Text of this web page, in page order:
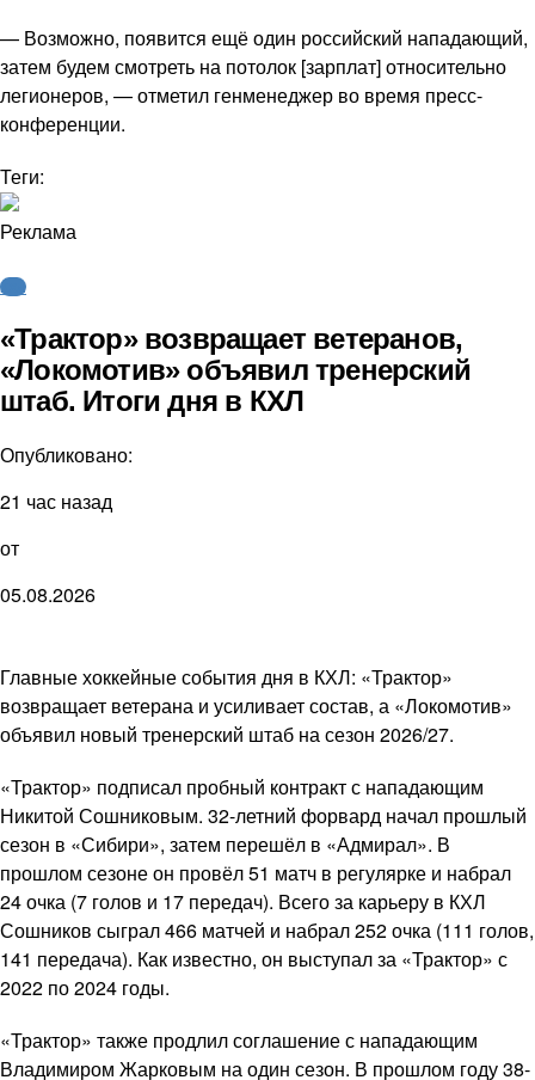
— Возможно, появится ещё один российский нападающий,
затем будем смотреть на потолок [зарплат] относительно
легионеров, — отметил генменеджер во время пресс-
конференции.
Теги:
Реклама
КХЛ
«Трактор» возвращает ветеранов,
«Локомотив» объявил тренерский
штаб. Итоги дня в КХЛ
Опубликовано:
21 час назад
от
05.08.2026
Главные хоккейные события дня в КХЛ: «Трактор»
возвращает ветерана и усиливает состав, а «Локомотив»
объявил новый тренерский штаб на сезон 2026/27.
«Трактор» подписал пробный контракт с нападающим
Никитой Сошниковым. 32-летний форвард начал прошлый
сезон в «Сибири», затем перешёл в «Адмирал». В
прошлом сезоне он провёл 51 матч в регулярке и набрал
24 очка (7 голов и 17 передач). Всего за карьеру в КХЛ
Сошников сыграл 466 матчей и набрал 252 очка (111 голов,
141 передача). Как известно, он выступал за «Трактор» с
2022 по 2024 годы.
«Трактор» также продлил соглашение с нападающим
Владимиром Жарковым на один сезон. В прошлом году 38-